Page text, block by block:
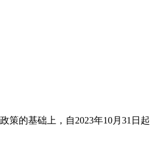
基础上，自2023年10月31日起